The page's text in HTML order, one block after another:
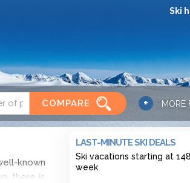
Ski
COMPARE + MORE
known
there is
LAST-MINUTE SKI DEALS
Ski vacations starting at
week